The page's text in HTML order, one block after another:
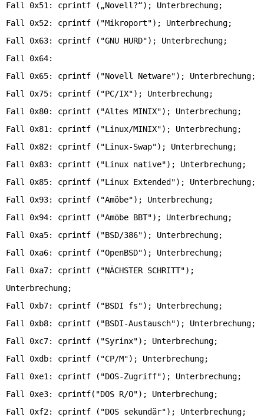
Fall 0x51: cprintf („Novell?“); Unterbrechung;
Fall 0x52: cprintf ("Mikroport"); Unterbrechung;
Fall 0x63: cprintf ("GNU HURD"); Unterbrechung;
Fall 0x64:
Fall 0x65: cprintf ("Novell Netware"); Unterbrechung;
Fall 0x75: cprintf ("PC/IX"); Unterbrechung;
Fall 0x80: cprintf ("Altes MINIX"); Unterbrechung;
Fall 0x81: cprintf ("Linux/MINIX"); Unterbrechung;
Fall 0x82: cprintf ("Linux-Swap"); Unterbrechung;
Fall 0x83: cprintf ("Linux native"); Unterbrechung;
Fall 0x85: cprintf ("Linux Extended"); Unterbrechung;
Fall 0x93: cprintf ("Amöbe"); Unterbrechung;
Fall 0x94: cprintf ("Amöbe BBT"); Unterbrechung;
Fall 0xa5: cprintf ("BSD/386"); Unterbrechung;
Fall 0xa6: cprintf ("OpenBSD"); Unterbrechung;
Fall 0xa7: cprintf ("NÄCHSTER SCHRITT");
Unterbrechung;
Fall 0xb7: cprintf ("BSDI fs"); Unterbrechung;
Fall 0xb8: cprintf ("BSDI-Austausch"); Unterbrechung;
Fall 0xc7: cprintf ("Syrinx"); Unterbrechung;
Fall 0xdb: cprintf ("CP/M"); Unterbrechung;
Fall 0xe1: cprintf ("DOS-Zugriff"); Unterbrechung;
Fall 0xe3: cprintf("DOS R/O"); Unterbrechung;
Fall 0xf2: cprintf ("DOS sekundär"); Unterbrechung;